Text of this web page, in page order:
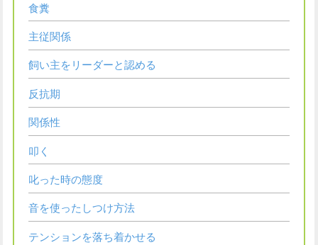
食糞
主従関係
飼い主をリーダーと認める
反抗期
関係性
叩く
叱った時の態度
音を使ったしつけ方法
テンションを落ち着かせる